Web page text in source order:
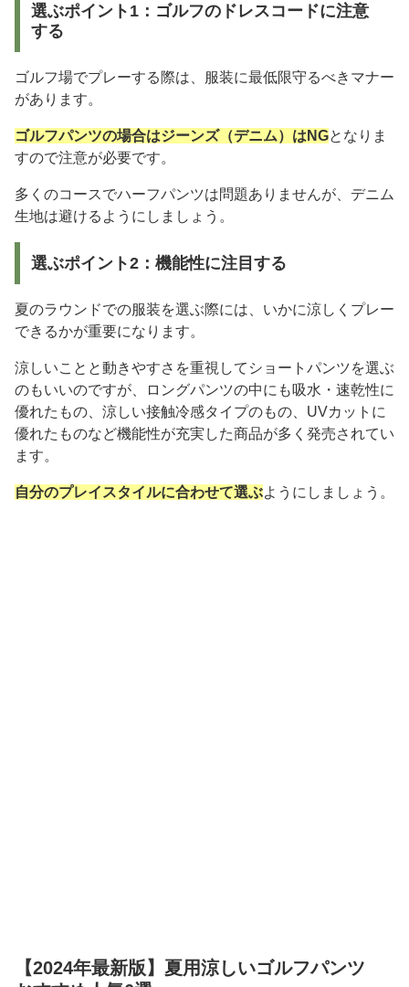
選ぶポイント1：ゴルフのドレスコードに注意
する
ゴルフ場でプレーする際は、服装に最低限守るべきマナー
があります。
ゴルフパンツの場合はジーンズ（デニム）はNGとなりま
すので注意が必要です。
多くのコースでハーフパンツは問題ありませんが、デニム
生地は避けるようにしましょう。
選ぶポイント2：機能性に注目する
夏のラウンドでの服装を選ぶ際には、いかに涼しくプレー
できるかが重要になります。
涼しいことと動きやすさを重視してショートパンツを選ぶ
のもいいのですが、ロングパンツの中にも吸水・速乾性に
優れたもの、涼しい接触冷感タイプのもの、UVカットに
優れたものなど機能性が充実した商品が多く発売されてい
ます。
自分のプレイスタイルに合わせて選ぶようにしましょう。
【2024年最新版】夏用涼しいゴルフパンツ